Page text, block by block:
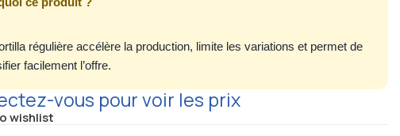
régulière accélère la production, limite les variations et permet de
facilement l’offre.
vous pour voir les prix
wishlist